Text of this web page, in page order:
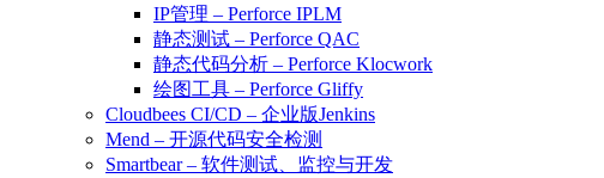
IP管理 – Perforce IPLM
静态测试 – Perforce QAC
静态代码分析 – Perforce Klocwork
绘图工具 – Perforce Gliffy
Cloudbees CI/CD – 企业版Jenkins
Mend – 开源代码安全检测
Smartbear – 软件测试、监控与开发